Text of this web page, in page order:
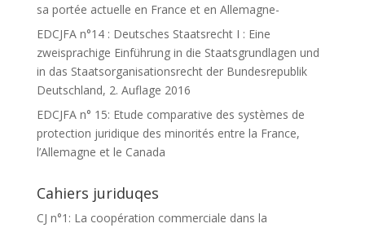
sa portée actuelle en France et en Allemagne-
EDCJFA n°14 : Deutsches Staatsrecht I : Eine
zweisprachige Einführung in die Staatsgrundlagen und
in das Staatsorganisationsrecht der Bundesrepublik
Deutschland, 2. Auflage 2016
EDCJFA n° 15: Etude comparative des systèmes de
protection juridique des minorités entre la France,
l’Allemagne et le Canada
Cahiers juriduqes
CJ n°1: La coopération commerciale dans la